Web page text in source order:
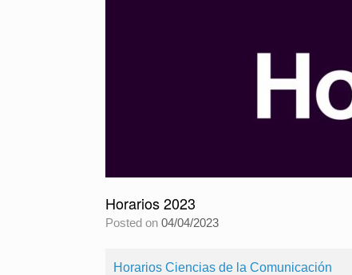
Horarios 2023
Posted on 04/04/2023
Horarios Ciencias de la Comunicación